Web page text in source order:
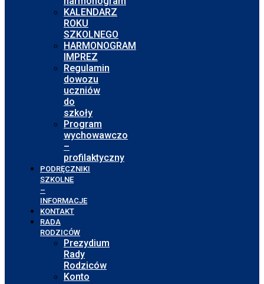
KALENDARZ
ROKU
SZKOLNEGO
HARMONOGRAM
IMPREZ
Regulamin
dowozu
uczniów
do
szkoły
Program
wychowawczo
–
profilaktyczny
PODRĘCZNIKI
SZKOLNE
–
INFORMACJE
KONTAKT
RADA
RODZICÓW
Prezydium
Rady
Rodziców
Konto